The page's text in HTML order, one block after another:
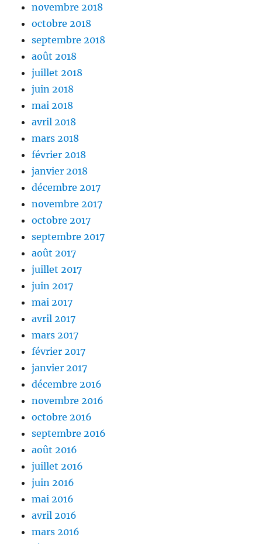
novembre 2018
octobre 2018
septembre 2018
août 2018
juillet 2018
juin 2018
mai 2018
avril 2018
mars 2018
février 2018
janvier 2018
décembre 2017
novembre 2017
octobre 2017
septembre 2017
août 2017
juillet 2017
juin 2017
mai 2017
avril 2017
mars 2017
février 2017
janvier 2017
décembre 2016
novembre 2016
octobre 2016
septembre 2016
août 2016
juillet 2016
juin 2016
mai 2016
avril 2016
mars 2016